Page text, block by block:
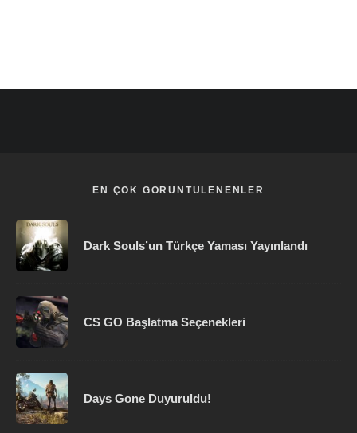
EN ÇOK GÖRÜNTÜLENENLER
Dark Souls’un Türkçe Yaması Yayınlandı
CS GO Başlatma Seçenekleri
Days Gone Duyuruldu!